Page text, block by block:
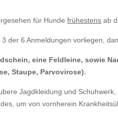
für Hundefrühestens ab
der 6 Anmeldungen vorliegen,
eine Feldleine, sowie
Staupe, Parvovirose).
Jagdkleidung und
um von vornherein